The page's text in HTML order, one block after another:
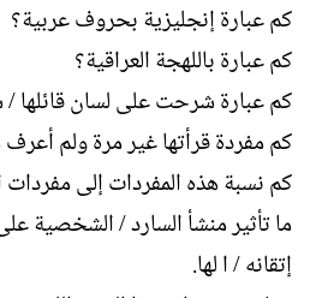
كم عبارة إنجليزية بحروف عربية؟
كم عبارة باللهجة العراقية؟
كم عبارة شرحت على لسان قائلها /
كم مفردة قرأتها غير مرة ولم أعرف
كم نسبة هذه المفردات إلى مفردات
ما تأثير منشأ السارد / الشخصية
إتقانه / ا لها.